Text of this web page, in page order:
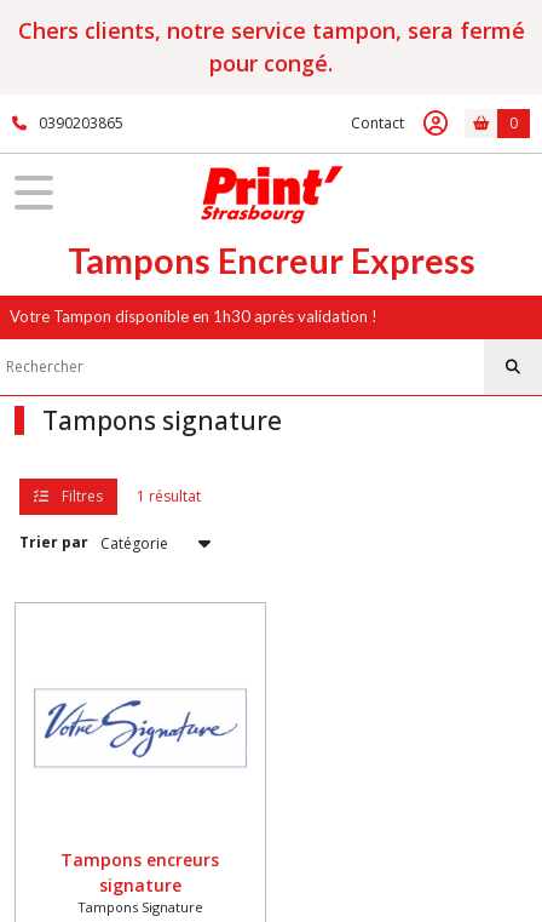
Chers clients, notre service tampon, sera fermé
pour congé.
0390203865 Contact 0
Tampons Encreur Express
Votre Tampon disponible en 1h30 après validation !
Tampons signature
Filtres 1 résultat
Trier par
Tampons encreurs
signature
Tampons Signature
Fermer
FILTRES
Tous
les
produits
signature
Afficher
les